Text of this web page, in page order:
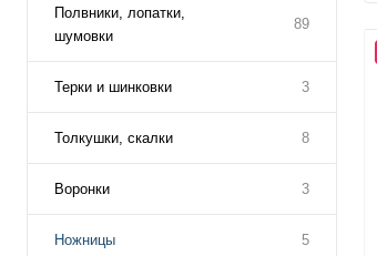
Полвники, лопатки,
шумовки
89
Терки и шинковки 3
Толкушки, скалки 8
Воронки 3
Ножницы 5